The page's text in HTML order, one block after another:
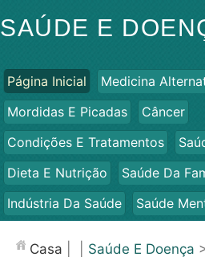
SAÚDE E
Página Inicial
Medicina
Mordidas E Picadas
Câncer
Condições E Tratamentos
Dieta E Nutrição
Saúde Da
Indústria Da Saúde
Saúde
Casa Saúde E Doença